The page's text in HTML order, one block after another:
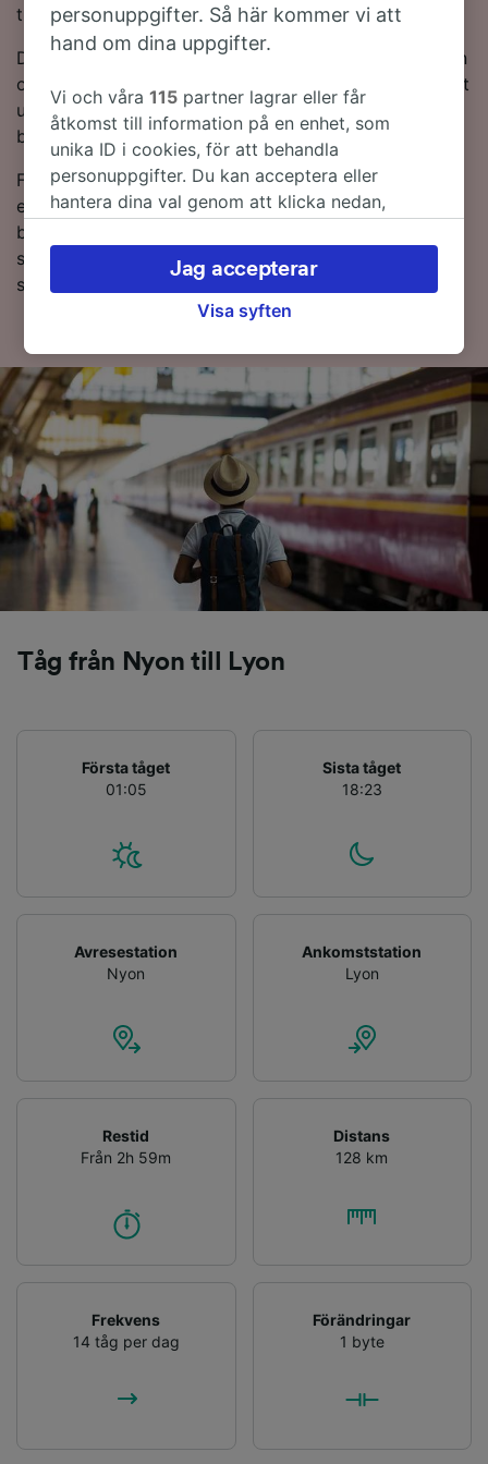
till destinationen på nolltid.
Du kan spara pengar på tågbiljetter från Nyon till Lyon
om du bokar i förväg. Använd vår Reseplanerare högst
upp på sidan för att jämföra biljettpriser och få de
billigaste biljetterna.
Fortsätt läsa om du vill ha mer information om resan,
exempelvis tidtabeller, tips på hur man hittar billiga
biljetter och Vanliga frågor, inklusive de första och
sista tågtiderna. Vill du boka genast? Starta en
sökning hos oss i dag!
Tåg från Nyon till Lyon
Första tåget
01:05
Sista tåget
18:23
Avresestation
Nyon
Ankomststation
Lyon
Restid
Från 2h 59m
Distans
128 km
Frekvens
14 tåg per dag
Förändringar
1 byte
personuppgifter. Så här kommer vi att
hand om dina uppgifter.
Vi och våra115 partner lagrar eller får
åtkomst till information på en enhet, som
unika ID i cookies, för att behandla
personuppgifter. Du kan acceptera eller
hantera dina val genom att klicka nedan,
intresse används, eller när som helst på sidan
för dataskyddspolicy. Dessa val kommer att
signaleras till våra partners och påverkar inte
att användas för spårningsändamål om du har
bett oss att inte spåra dig.
Vi och våra partners behandlar data för att
tillhandahålla:
Använda exakta uppgifter om geografisk
positionering. Aktivt läsa av enhetens
egenskaper för identifieringsändamål. Lagra
och/eller få åtkomst till information på en
enhet. Personanpassad reklam och innehåll,
reklam- och innehållsmätning, forskning
angående målgrupp och tjänsteutveckling.
Lista över partner (leverantörer)
Visa syften
Jag accepterar